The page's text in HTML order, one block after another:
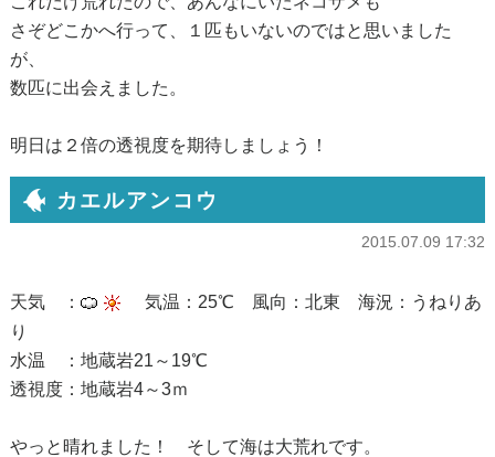
さぞどこかへ行って、１匹もいないのではと思いました
が、
数匹に出会えました。
明日は２倍の透視度を期待しましょう！
カエルアンコウ
2015.07.09 17:32
天気 ：
気温：25℃ 風向：北東 海況：うねりあ
り
水温 ：地蔵岩21～19℃
透視度：地蔵岩4～3ｍ
やっと晴れました！ そして海は大荒れです。